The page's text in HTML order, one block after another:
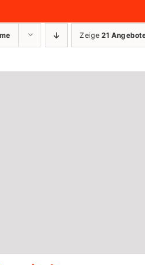
Zeige21